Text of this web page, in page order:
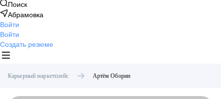
Поиск
Абрамовка
Войти
Войти
Создать резюме
Карьерный маркетплейс Артём Оборин